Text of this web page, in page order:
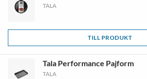
TALA
TILL PRODUKT
Tala Performance Pajform
TALA